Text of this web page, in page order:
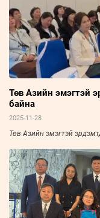
Төв Азийн эмэгтэй
байна
2025-11-28
Төв Азийн эмэгтэй